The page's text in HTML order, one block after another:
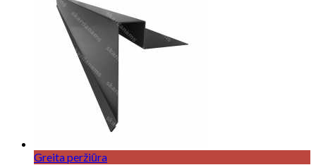
Greita peržiūra